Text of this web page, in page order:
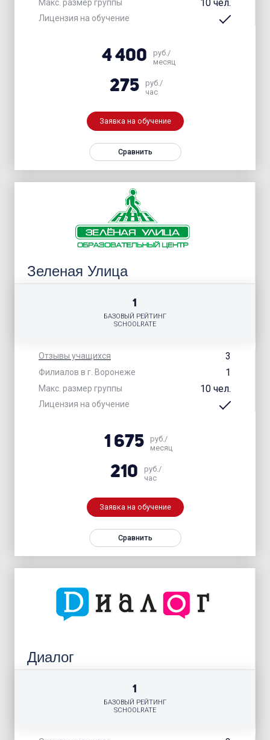
Макс. размер группы 10 чел.
Лицензия на обучение
4 400
руб./
месяц
275
руб./
час
Заявка на обучение
Сравнить
Зеленая Улица
Отзывы учащихся 3
Филиалов в г. Воронеже 1
Макс. размер группы 10 чел.
Лицензия на обучение
1
БАЗОВЫЙ РЕЙТИНГ
SCHOOLRATE
1 675
руб./
месяц
210
руб./
час
Заявка на обучение
Сравнить
Диалог
1
БАЗОВЫЙ РЕЙТИНГ
SCHOOLRATE